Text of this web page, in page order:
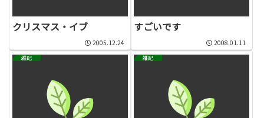
クリスマス・イブ
2005.12.24
すごいです
2008.01.11
雑記 雑記